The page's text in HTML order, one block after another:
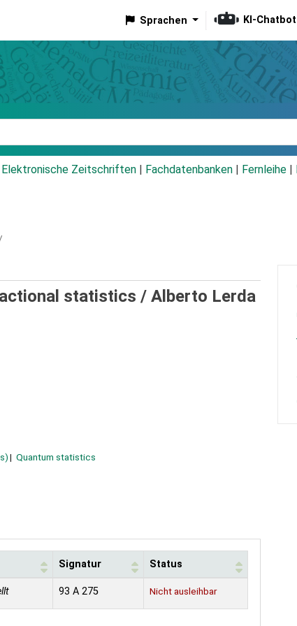
Sprachen KI-Chatbot
Elektronische Zeitschriften Fachdatenbanken Fernleihe
statistics / Alberto Lerda
Quantum statistics
Signatur Status
93 A 275 Nicht ausleihbar